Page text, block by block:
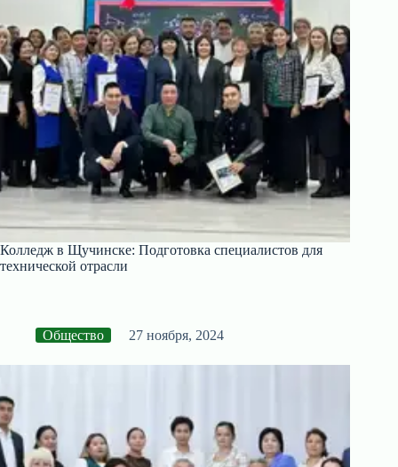
Колледж в Щучинске: Подготовка специалистов для
технической отрасли
Общество 27 ноября, 2024